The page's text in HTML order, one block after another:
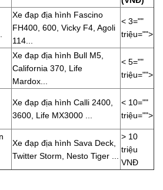
Xe đạp địa hình Fascino
FH400, 600, Vicky F4, Agoli
114...
< 3=""
triệu="">
Xe đạp địa hình Bull M5,
California 370, Life
Mardox...
< 5=""
triệu="">
Xe đạp địa hình Calli 2400,
3600, Life MX3000 ...
< 10=""
triệu="">
Xe đạp địa hình Sava Deck,
Twitter Storm, Nesto Tiger ...
> 10
triệu
VNĐ